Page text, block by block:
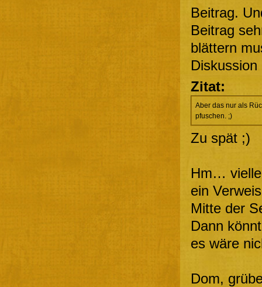
Beitrag.
Beitrag
blättern
Zitat:
Aber das nur als
pfuschen. ;)
Zu spät ;)
Hm…
ein
Mitte der
Dann
es wäre
Dom,